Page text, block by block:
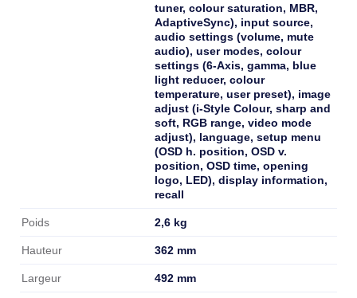
tuner, colour saturation, MBR,
AdaptiveSync), input source,
audio settings (volume, mute
audio), user modes, colour
settings (6-Axis, gamma, blue
light reducer, colour
temperature, user preset), image
adjust (i-Style Colour, sharp and
soft, RGB range, video mode
adjust), language, setup menu
(OSD h. position, OSD v.
position, OSD time, opening
logo, LED), display information,
recall
Poids 2,6 kg
Hauteur 362 mm
Largeur 492 mm